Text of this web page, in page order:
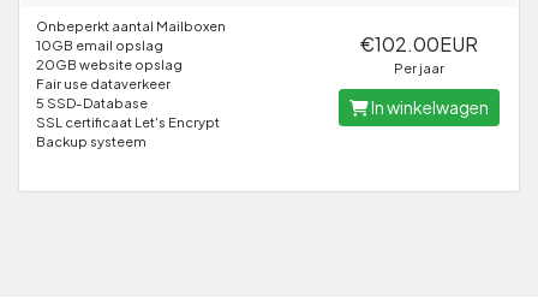
Onbeperkt aantal Mailboxen
10GB email opslag
20GB website opslag
Fair use dataverkeer
5 SSD-Database
SSL certificaat Let's Encrypt
Backup systeem
€102.00EUR
Per jaar
In winkelwagen